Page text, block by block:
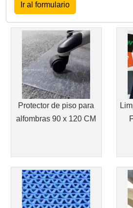
Ir al formulario
Protector de piso para
alfombras 90 x 120 CM